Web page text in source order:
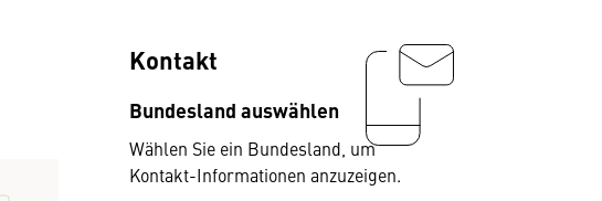
Kontakt
Bundesland auswählen
Wählen Sie ein Bundesland, um
Kontakt-Informationen anzuzeigen.